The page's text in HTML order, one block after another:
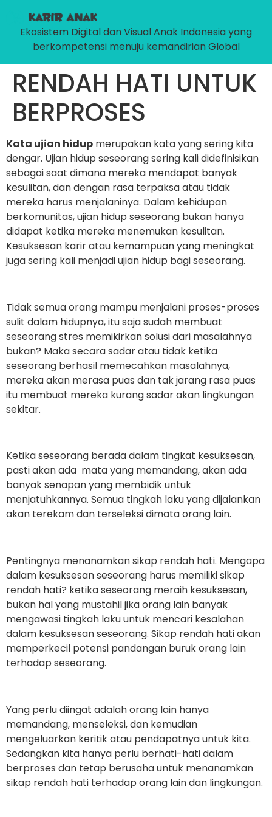
Ekosistem Digital dan Visual Anak Indonesia yang
berkompetensi menuju kemandirian Global
RENDAH HATI UNTUK
BERPROSES
Kata ujian hidup merupakan kata yang sering kita
dengar. Ujian hidup seseorang sering kali didefinisikan
sebagai saat dimana mereka mendapat banyak
kesulitan, dan dengan rasa terpaksa atau tidak
mereka harus menjalaninya. Dalam kehidupan
berkomunitas, ujian hidup seseorang bukan hanya
didapat ketika mereka menemukan kesulitan.
Kesuksesan karir atau kemampuan yang meningkat
juga sering kali menjadi ujian hidup bagi seseorang.
Tidak semua orang mampu menjalani proses-proses
sulit dalam hidupnya, itu saja sudah membuat
seseorang stres memikirkan solusi dari masalahnya
bukan? Maka secara sadar atau tidak ketika
seseorang berhasil memecahkan masalahnya,
mereka akan merasa puas dan tak jarang rasa puas
itu membuat mereka kurang sadar akan lingkungan
sekitar.
Ketika seseorang berada dalam tingkat kesuksesan,
pasti akan ada mata yang memandang, akan ada
banyak senapan yang membidik untuk
menjatuhkannya. Semua tingkah laku yang dijalankan
akan terekam dan terseleksi dimata orang lain.
Pentingnya menanamkan sikap rendah hati. Mengapa
dalam kesuksesan seseorang harus memiliki sikap
rendah hati? ketika seseorang meraih kesuksesan,
bukan hal yang mustahil jika orang lain banyak
mengawasi tingkah laku untuk mencari kesalahan
dalam kesuksesan seseorang. Sikap rendah hati akan
memperkecil potensi pandangan buruk orang lain
terhadap seseorang.
Yang perlu diingat adalah orang lain hanya
memandang, menseleksi, dan kemudian
mengeluarkan keritik atau pendapatnya untuk kita.
Sedangkan kita hanya perlu berhati-hati dalam
berproses dan tetap berusaha untuk menanamkan
sikap rendah hati terhadap orang lain dan lingkungan.